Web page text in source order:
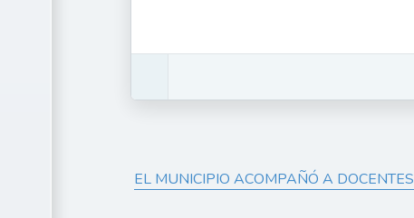
EL MUNICIPIO ACOMPAÑÓ A